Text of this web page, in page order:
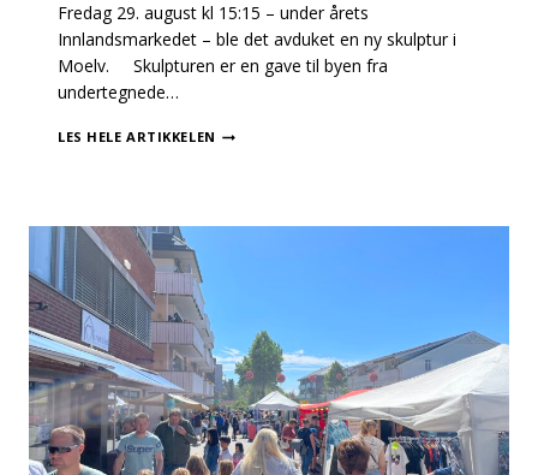
Fredag 29. august kl 15:15 – under årets
Innlandsmarkedet – ble det avduket en ny skulptur i
Moelv. Skulpturen er en gave til byen fra
undertegnede…
LES HELE ARTIKKELEN NY